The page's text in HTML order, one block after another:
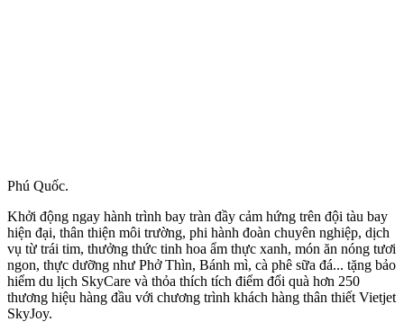
Phú Quốc.
Khởi động ngay hành trình bay tràn đầy cảm hứng trên đội tàu bay
hiện đại, thân thiện môi trường, phi hành đoàn chuyên nghiệp, dịch
vụ từ trái tim, thưởng thức tinh hoa ẩm thực xanh, món ăn nóng tươi
ngon, thực dưỡng như Phở Thìn, Bánh mì, cà phê sữa đá... tặng bảo
hiểm du lịch SkyCare và thỏa thích tích điểm đổi quà hơn 250
thương hiệu hàng đầu với chương trình khách hàng thân thiết Vietjet
SkyJoy.